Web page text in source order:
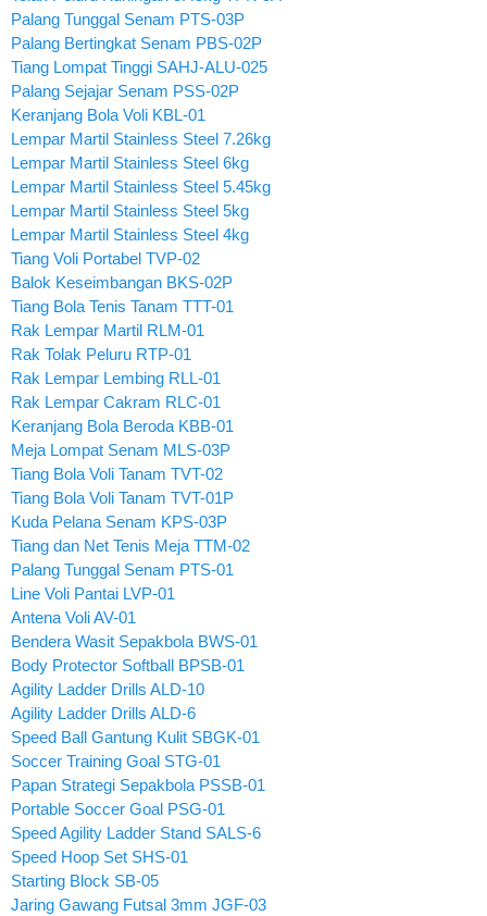
Palang Tunggal Senam PTS-03P
Palang Bertingkat Senam PBS-02P
Tiang Lompat Tinggi SAHJ-ALU-025
Palang Sejajar Senam PSS-02P
Keranjang Bola Voli KBL-01
Lempar Martil Stainless Steel 7.26kg
Lempar Martil Stainless Steel 6kg
Lempar Martil Stainless Steel 5.45kg
Lempar Martil Stainless Steel 5kg
Lempar Martil Stainless Steel 4kg
Tiang Voli Portabel TVP-02
Balok Keseimbangan BKS-02P
Tiang Bola Tenis Tanam TTT-01
Rak Lempar Martil RLM-01
Rak Tolak Peluru RTP-01
Rak Lempar Lembing RLL-01
Rak Lempar Cakram RLC-01
Keranjang Bola Beroda KBB-01
Meja Lompat Senam MLS-03P
Tiang Bola Voli Tanam TVT-02
Tiang Bola Voli Tanam TVT-01P
Kuda Pelana Senam KPS-03P
Tiang dan Net Tenis Meja TTM-02
Palang Tunggal Senam PTS-01
Line Voli Pantai LVP-01
Antena Voli AV-01
Bendera Wasit Sepakbola BWS-01
Body Protector Softball BPSB-01
Agility Ladder Drills ALD-10
Agility Ladder Drills ALD-6
Speed Ball Gantung Kulit SBGK-01
Soccer Training Goal STG-01
Papan Strategi Sepakbola PSSB-01
Portable Soccer Goal PSG-01
Speed Agility Ladder Stand SALS-6
Speed Hoop Set SHS-01
Starting Block SB-05
Jaring Gawang Futsal 3mm JGF-03